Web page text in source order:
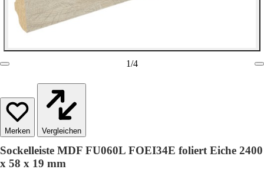
1/4
Vergleichen
Sockelleiste MDF FU060L FOEI34E foliert Eiche 2400
x 58 x 19 mm